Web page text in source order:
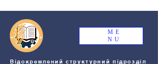
ME
NU
Відокремлений структурний підрозділ